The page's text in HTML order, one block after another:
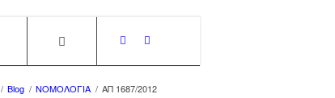
/ Blog / ΝΟΜΟΛΟΓΙΑ / ΑΠ 1687/2012